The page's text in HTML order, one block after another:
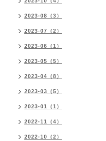
2023-08（3）
2023-07（2）
2023-06（1）
2023-05（5）
2023-04（8）
2023-03（5）
2023-01（1）
2022-11（4）
2022-10（2）